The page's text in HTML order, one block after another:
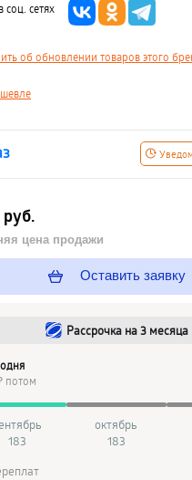
соц. сетях
об обновлении товаров этого
руб.
цена продажи
Оставить заявку
Рассрочка на 3 месяца
потом
183
октябрь
183